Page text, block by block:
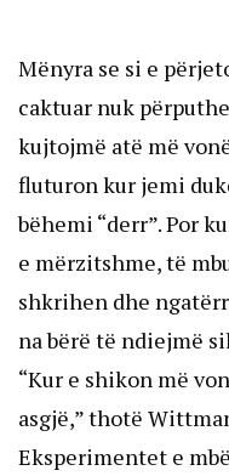
Mënyra se si e
caktuar nuk
kujtojmë atë më
fluturon kur jemi
bëhemi “derr”. Por
e mërzitshme, të
shkrihen dhe
na bërë të ndiejmë
“Kur e shikon më
asgjë,” thotë
Eksperimentet e